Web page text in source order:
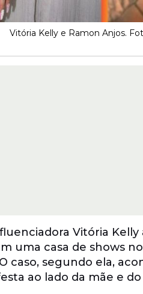
Vitória Kelly e Ramon Anjos.
Vitória
uma casa de shows
caso, segundo ela,
ao lado da mãe e